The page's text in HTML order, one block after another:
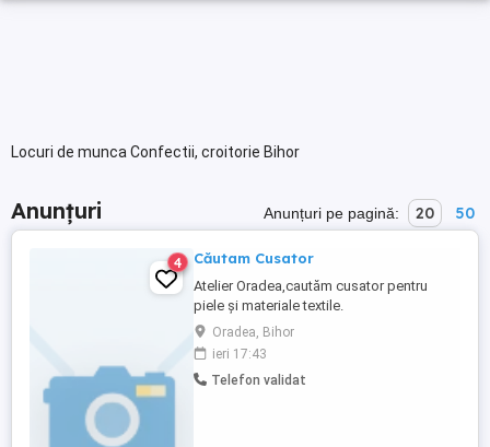
Locuri de munca Confectii, croitorie Bihor
Anunțuri Anunțuri pe pagină: 20 50
4 Căutam Cusator
Atelier Oradea,cautăm cusator pentru
piele și materiale textile.
Oradea, Bihor
ieri 17:43
Telefon validat